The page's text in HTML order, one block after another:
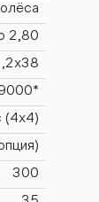
2,80
(4х4)
300